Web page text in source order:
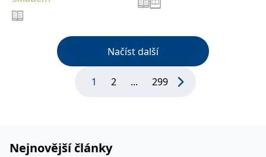
Načíst další
1 2 ... 299
Nejnovější články